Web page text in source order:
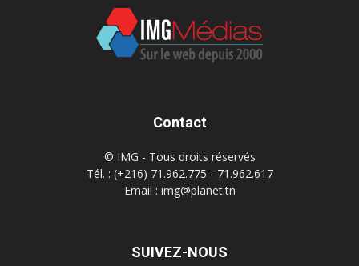
Contact
© IMG - Tous droits réservés
Tél. : (+216) 71.962.775 - 71.962.617
Email : img@planet.tn
SUIVEZ-NOUS